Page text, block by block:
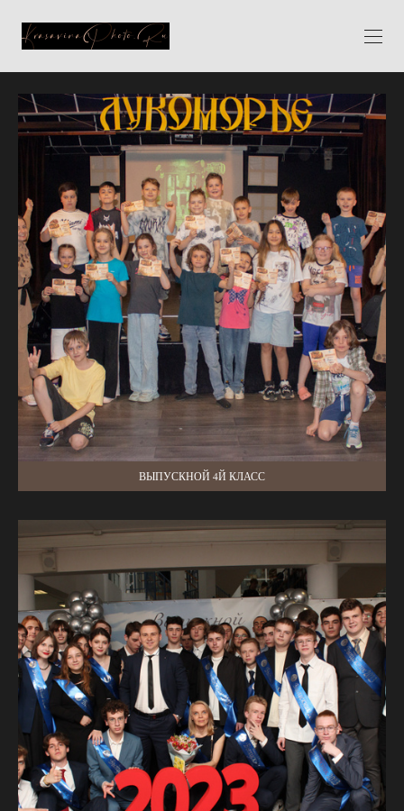
ВЫПУСКНОЙ 4Й КЛАСС